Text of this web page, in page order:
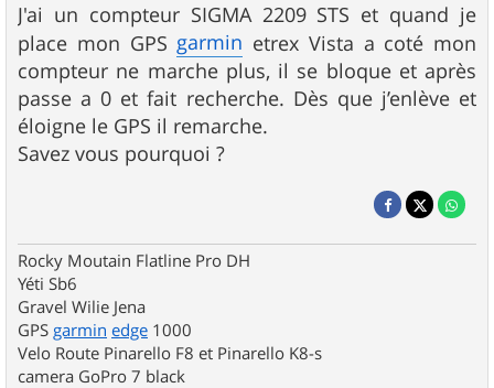
J'ai un compteur SIGMA 2209 STS et quand je
place mon GPSgarmin etrex Vista a coté mon
compteur ne marche plus, il se bloque et après
passe a 0 et fait recherche. Dès que j’enlève et
éloigne le GPS il remarche.
Savez vous pourquoi ?
Rocky Moutain Flatline Pro DH
Yéti Sb6
Gravel Wilie Jena
GPS garmin edge 1000
Velo Route Pinarello F8 et Pinarello K8-s
camera GoPro 7 black